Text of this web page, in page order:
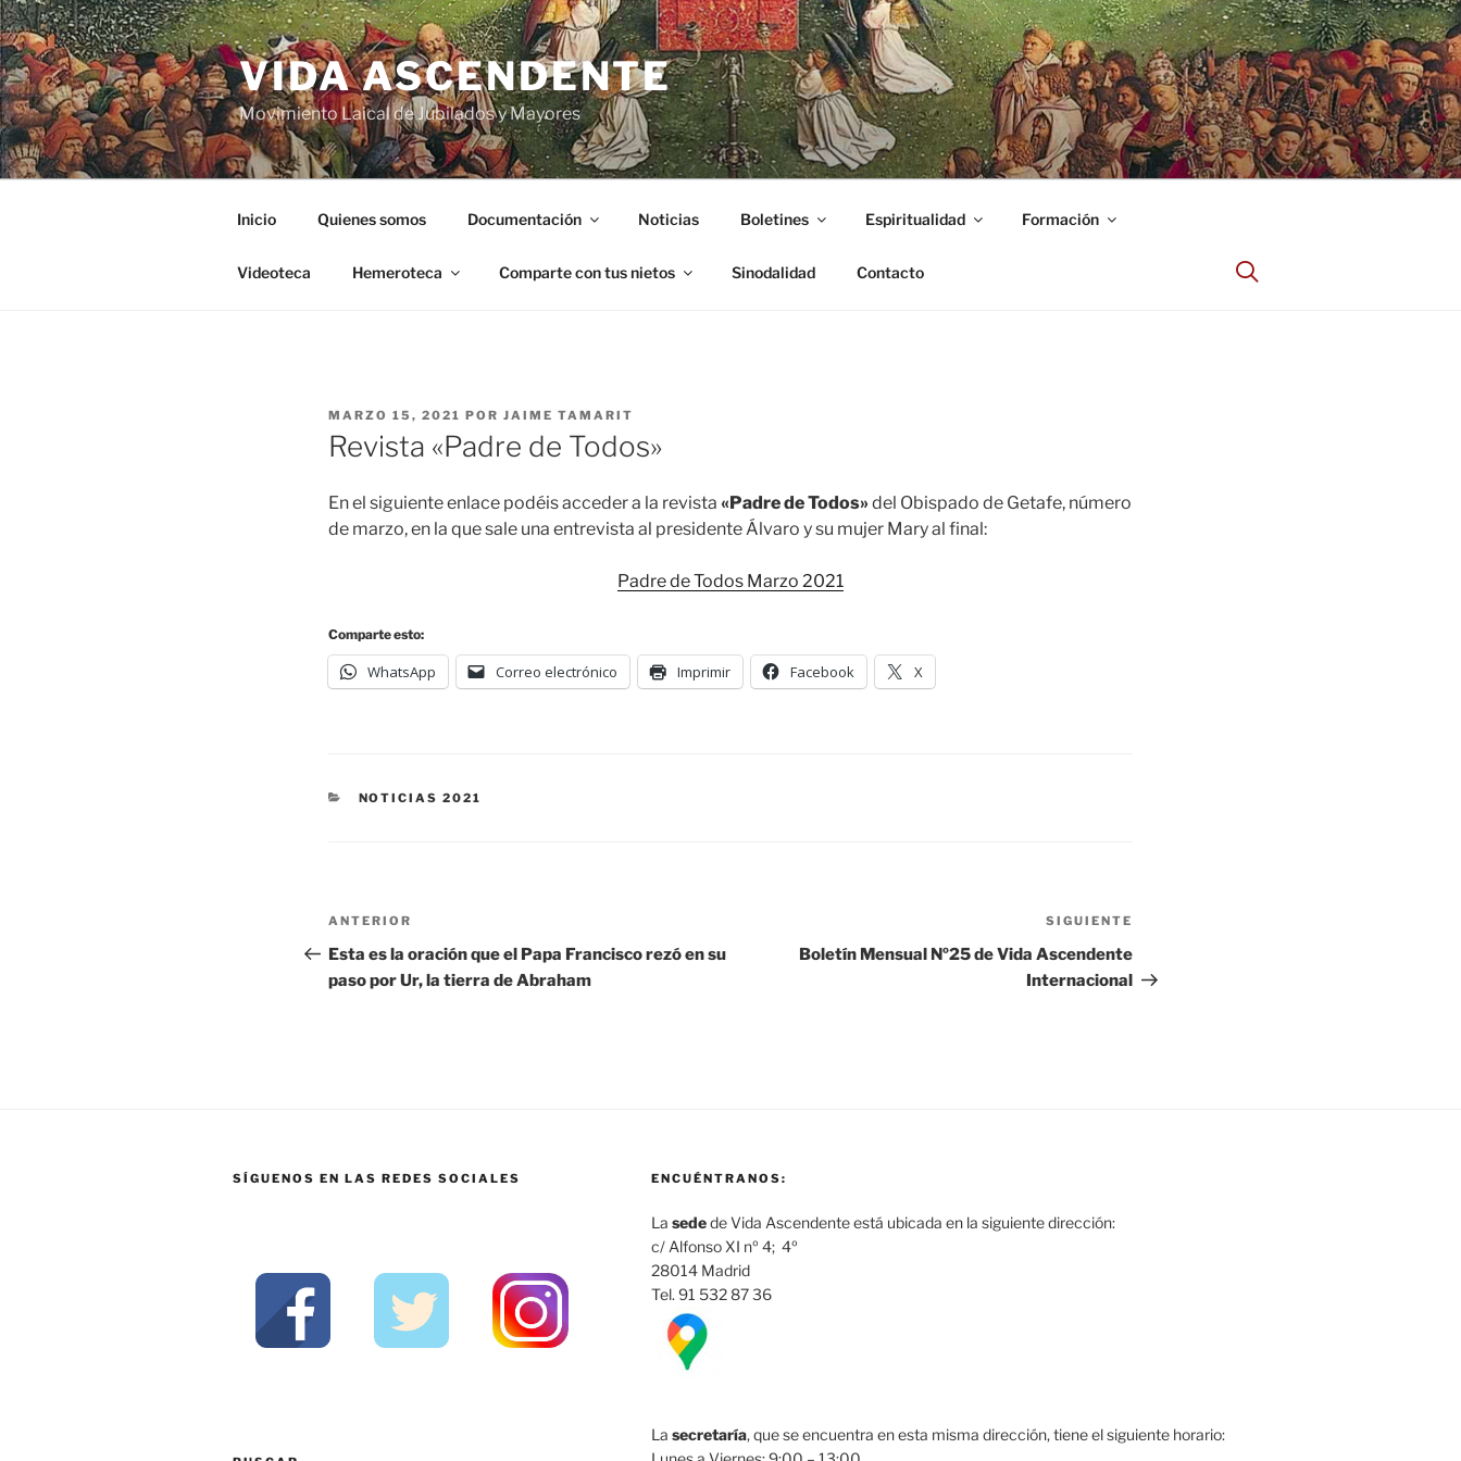
VIDA ASCENDENTE
Movimiento Laical de Jubilados y Mayores
Inicio Quienes somos Documentación Noticias Boletines Espiritualidad Formación
Videoteca Hemeroteca Comparte con tus nietos Sinodalidad Contacto
MARZO 15, 2021 POR JAIME TAMARIT
Revista «Padre de Todos»
En el siguiente enlace podéis acceder a la revista «Padre de Todos» del Obispado de Getafe, número
de marzo, en la que sale una entrevista al presidente Álvaro y su mujer Mary al final:
Padre de Todos Marzo 2021
Comparte esto:
WhatsApp Correo electrónico Imprimir Facebook X
NOTICIAS 2021
ANTERIOR
Esta es la oración que el Papa Francisco rezó en su
paso por Ur, la tierra de Abraham
SIGUIENTE
Boletín Mensual Nº25 de Vida Ascendente
Internacional
SÍGUENOS EN LAS REDES SOCIALES ENCUÉNTRANOS:
La sedede Vida Ascendente está ubicada en la siguiente dirección:
c/ Alfonso XI nº 4; 4º
28014 Madrid
Tel. 91 532 87 36
La secretaría, que se encuentra en esta misma dirección, tiene el siguiente horario: